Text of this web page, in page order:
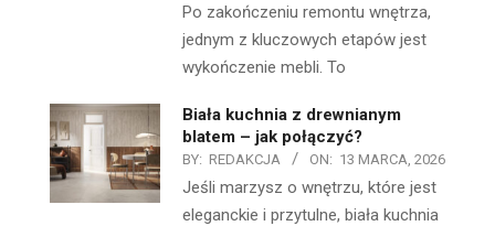
Po zakończeniu remontu wnętrza,
jednym z kluczowych etapów jest
wykończenie mebli. To
Biała kuchnia z drewnianym
blatem – jak połączyć?
BY: REDAKCJA ON: 13 MARCA, 2026
Jeśli marzysz o wnętrzu, które jest
eleganckie i przytulne, biała kuchnia